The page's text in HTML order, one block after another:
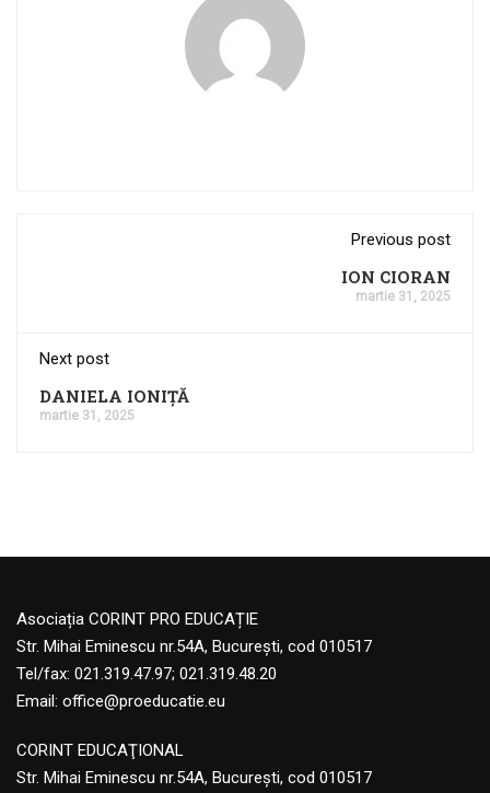
Previous post
ION CIORAN
martie 31, 2025
Next post
DANIELA IONIȚĂ
martie 31, 2025
Asociația CORINT PRO EDUCAȚIE
Str. Mihai Eminescu nr.54A, București, cod 010517
Tel/fax: 021.319.47.97; 021.319.48.20
Email: office@proeducatie.eu
CORINT EDUCAŢIONAL
Str. Mihai Eminescu nr.54A, Bucureşti, cod 010517